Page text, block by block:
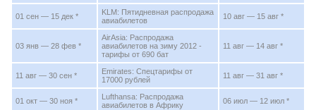
01 сен — 15 дек *
KLM: Пятидневная распродажа
авиабилетов
10 авг — 15 авг *
03 янв — 28 фев *
AirAsia: Распродажа
авиабилетов на зиму 2012 -
тарифы от 690 бат
11 авг — 14 авг *
11 авг — 30 сен *
Emirates: Спецтарифы от
17000 рублей
11 авг — 31 авг *
01 окт — 30 ноя *
Lufthansa: Распродажа
авиабилетов в Африку
06 июл — 12 июл *